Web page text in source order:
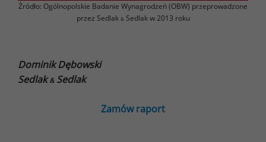
Źródło: Ogólnopolskie Badanie Wynagrodzeń (OBW) przeprowadzone
przez Sedlak &Sedlak w 2013 roku
Dominik Dębowski
Sedlak&Sedlak
Zamów raport